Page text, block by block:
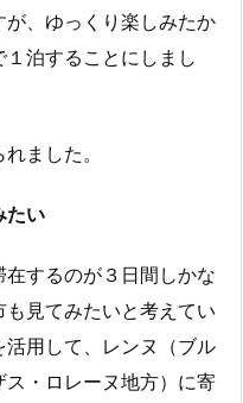
、ゆっくり楽しみたか
泊することにしまし
ました。
たい
するのが３日間しかな
見てみたいと考えてい
用して、レンヌ（ブル
・ロレーヌ地方）に寄